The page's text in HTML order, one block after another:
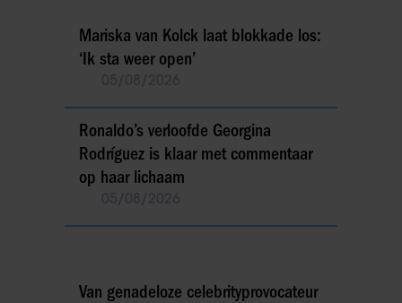
Mariska van Kolck laat blokkade los:
‘Ik sta weer open’
Ronaldo’s verloofde Georgina
Rodríguez is klaar met commentaar
op haar lichaam
Van genadeloze celebrityprovocateur